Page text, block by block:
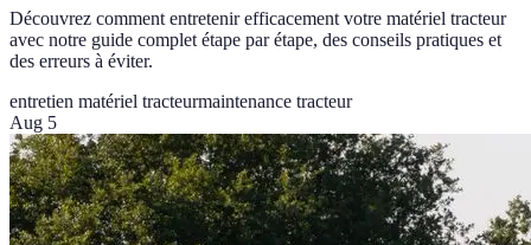
Découvrez comment entretenir efficacement votre matériel tracteur
avec notre guide complet étape par étape, des conseils pratiques et
des erreurs à éviter.
entretien matériel tracteurmaintenance tracteur
Aug 5